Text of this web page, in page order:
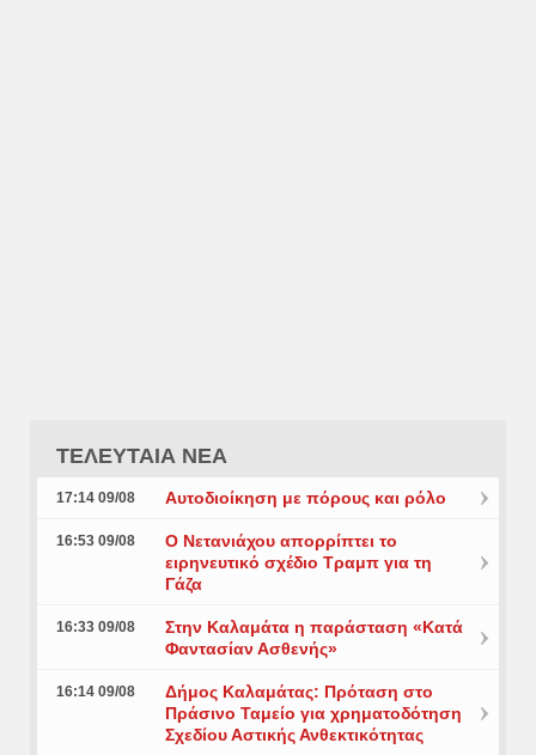
ΤΕΛΕΥΤΑΙΑ ΝΕΑ
17:14 09/08 Αυτοδιοίκηση με πόρους και ρόλο
16:53 09/08
Ο Νετανιάχου απορρίπτει το
ειρηνευτικό σχέδιο Τραμπ για τη
Γάζα
16:33 09/08
Στην Καλαμάτα η παράσταση «Κατά
Φαντασίαν Ασθενής»
16:14 09/08
Δήμος Καλαμάτας: Πρόταση στο
Πράσινο Ταμείο για χρηματοδότηση
Σχεδίου Αστικής Ανθεκτικότητας